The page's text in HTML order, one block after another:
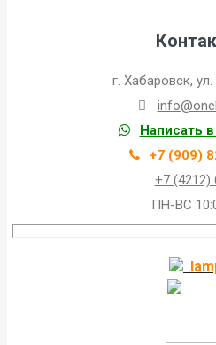
г. Хабаровск,
Написать
+7 (909)
+7 (4212)
ПН-ВС